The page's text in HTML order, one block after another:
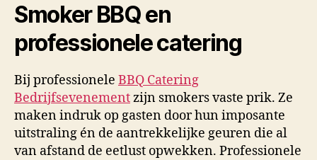
Smoker BBQ en
professionele catering
Bij professionele BBQ Catering
Bedrijfsevenementzijn smokers vaste prik. Ze
maken indruk op gasten door hun imposante
uitstraling én de aantrekkelijke geuren die al
van afstand de eetlust opwekken. Professionele